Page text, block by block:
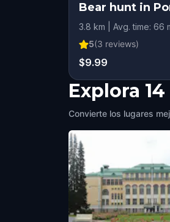
Bear hunt in
3.8 km | Avg. time: 66
5(3 reviews)
$9.99
Explora
Convierte los lugares